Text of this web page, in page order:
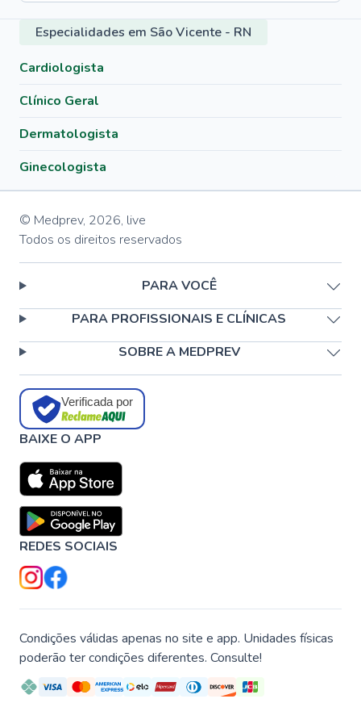
Especialidades em São Vicente - RN
Cardiologista
Clínico Geral
Dermatologista
Ginecologista
© Medprev, 2026, live
Todos os direitos reservados
PARA VOCÊ
PARA PROFISSIONAIS E CLÍNICAS
SOBRE A MEDPREV
Verificada por
BAIXE O APP
REDES SOCIAIS
Condições válidas apenas no site e app. Unidades físicas
poderão ter condições diferentes. Consulte!